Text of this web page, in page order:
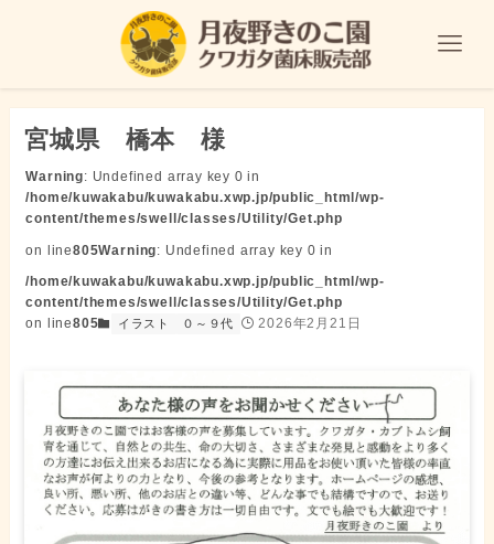
宮城県 橋本 様
Warning: Undefined array key 0 in
/home/kuwakabu/kuwakabu.xwp.jp/public_html/wp-
content/themes/swell/classes/Utility/Get.php
on line805Warning: Undefined array key 0 in
/home/kuwakabu/kuwakabu.xwp.jp/public_html/wp-
content/themes/swell/classes/Utility/Get.php
on line805 イラスト ０～９代 2026年2月21日